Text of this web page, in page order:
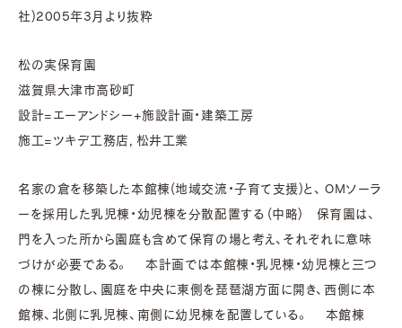
社)2005年3月より抜粋
松の実保育園
滋賀県大津市高砂町
設計=エーアンドシー+施設計画・建築工房
施工=ツキデ工務店，松井工業
名家の倉を移築した本館棟(地域交流・子育て支援)と、 OMソーラ
ーを採用した乳児棟・幼児棟を分散配置する (中略) 保育園は、
門を入った所から園庭も含めて保育の場と考え、それぞれに意味
づけが必要である。 本計画では本館棟・乳児棟・幼児棟と三つ
の棟に分散し、園庭を中央に東側を琵琶湖方面に開き、西側に本
館棟、北側に乳児棟、南側に幼児棟を配置している。 本館棟